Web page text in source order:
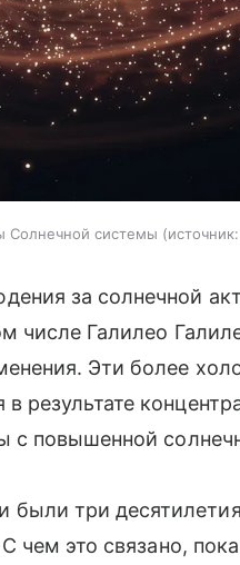
Солнечной системы источник:
за солнечной
числе Галилео
Эти более
результате
с повышенной
три десятилетия
чем это связано,